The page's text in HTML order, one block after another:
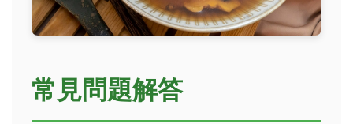
常見問題解答